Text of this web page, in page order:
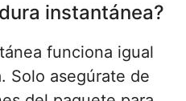
instantánea?
funciona igual
Solo asegúrate de